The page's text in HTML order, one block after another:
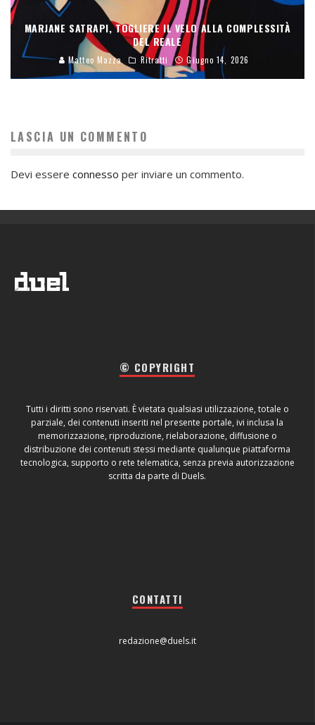
MARJANE SATRAPI, TOGLIERE IL VELO ALLA COMPLESSITÀ
DEL REALE
Matteo Mazza Ritratti Giugno 14, 2026
LASCIA UN COMMENTO
Devi essere connesso per inviare un commento.
© COPYRIGHT
Tutti i diritti sono riservati. È vietata qualsiasi utilizzazione, totale o
parziale, dei contenuti inseriti nel presente portale, ivi inclusa la
memorizzazione, riproduzione, rielaborazione, diffusione o
distribuzione dei contenuti stessi mediante qualunque piattaforma
tecnologica, supporto o rete telematica, senza previa autorizzazione
scritta da parte di Duels.
CONTATTI
redazione@duels.it